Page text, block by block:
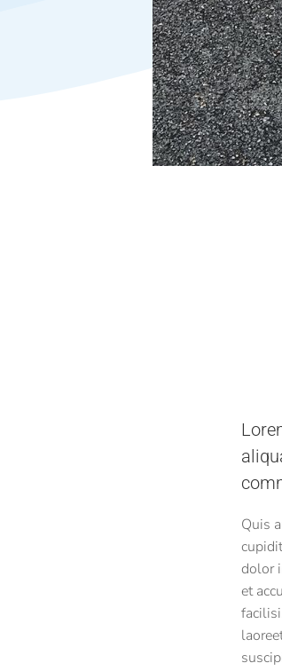
Quis
dolor
et